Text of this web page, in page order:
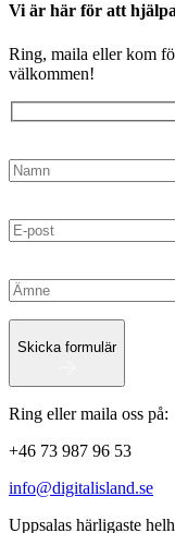
Vi är här för att
Ring, maila eller kom
välkommen!
Skicka formulär
Ring eller maila oss på:
+46 73 987 96 53
info@digitalisland.se
Uppsalas härligaste